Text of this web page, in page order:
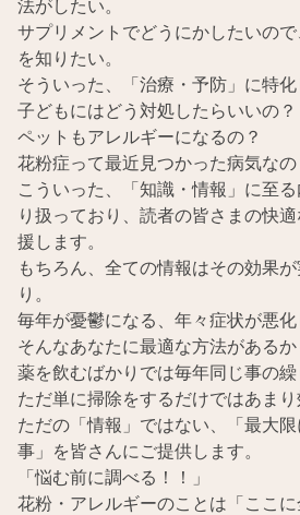
法がしたい。
サプリメントでどうにかしたいの
を知りたい。
そういった、「治療・予防」に特化
子どもにはどう対処したらいいの？
ペットもアレルギーになるの？
花粉症って最近見つかった病気なの
こういった、「知識・情報」に至
り扱っており、読者の皆さまの快
援します。
もちろん、全ての情報はその効果
り。
毎年が憂鬱になる、年々症状が悪化
そんなあなたに最適な方法があるか
薬を飲むばかりでは毎年同じ事の繰
ただ単に掃除をするだけではあまり
ただの「情報」ではない、「最大
事」を皆さんにご提供します。
「悩む前に調べる！！」
花粉・アレルギーのことは「ここに